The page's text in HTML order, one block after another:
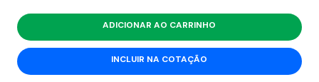
ADICIONAR AO CARRINHO
INCLUIR NA COTAÇÃO